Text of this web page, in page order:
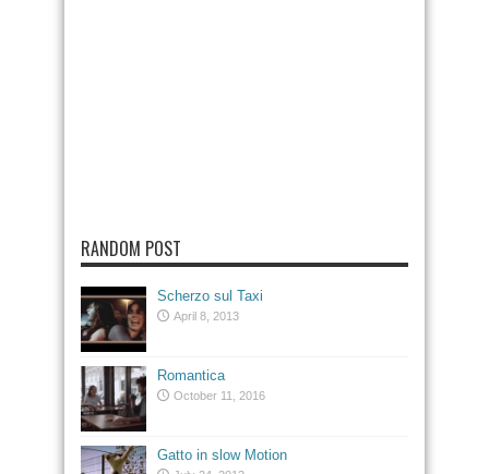
RANDOM POST
Scherzo sul Taxi
April 8, 2013
Romantica
October 11, 2016
Gatto in slow Motion